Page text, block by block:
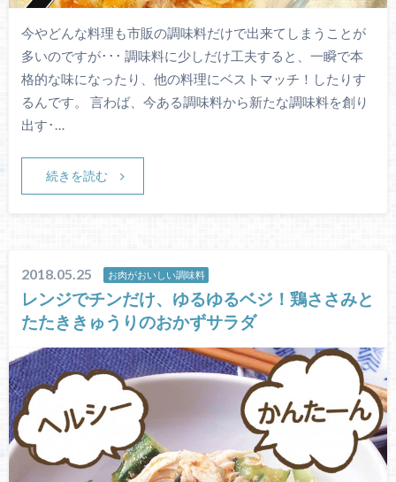
今やどんな料理も市販の調味料だけで出来てしまうことが
多いのですが･･･ 調味料に少しだけ工夫すると、一瞬で本
格的な味になったり、他の料理にベストマッチ！したりす
るんです。 言わば、今ある調味料から新たな調味料を創り
出す･…
続きを読む
2018.05.25 お肉がおいしい調味料
レンジでチンだけ、ゆるゆるベジ！鶏ささみと
たたききゅうりのおかずサラダ